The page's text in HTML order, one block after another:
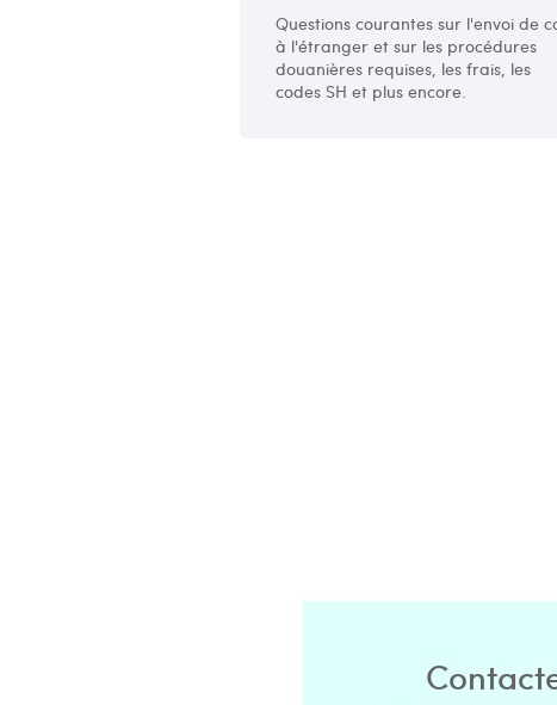
Questions courantes sur l'envoi de
à l'étranger et sur les procédures
douanières requises, les frais, les
codes SH et plus encore.